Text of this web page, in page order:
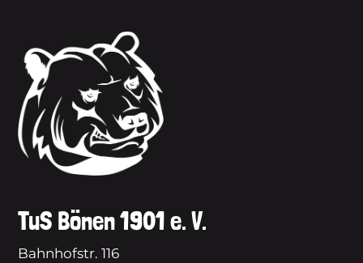
TuS Bönen 1901 e. V.
Bahnhofstr. 116